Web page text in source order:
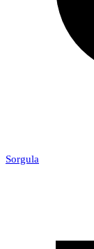
Sorgula